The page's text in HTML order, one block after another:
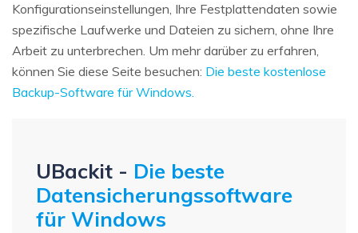
Konfigurationseinstellungen, Ihre Festplattendaten sowie
spezifische Laufwerke und Dateien zu sichern, ohne Ihre
Arbeit zu unterbrechen. Um mehr darüber zu erfahren,
können Sie diese Seite besuchen: Die beste kostenlose
Backup-Software für Windows.
UBackit - Die beste
Datensicherungssoftware
für Windows